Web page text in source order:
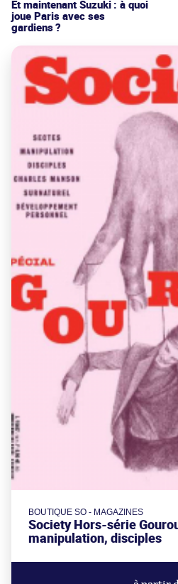
Et maintenant Suzuki : à quoi
joue Paris avec ses
gardiens ?
BOUTIQUE SO - MAGAZINES
Society Hors-série
manipulation, disciples